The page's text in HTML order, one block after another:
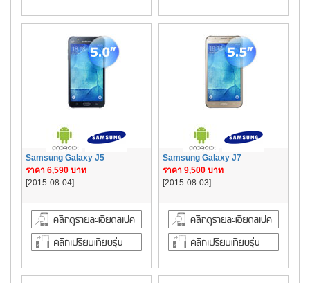
Samsung Galaxy J5
ราคา 6,590 บาท
[2015-08-04]
Samsung Galaxy J7
ราคา 9,500 บาท
[2015-08-03]